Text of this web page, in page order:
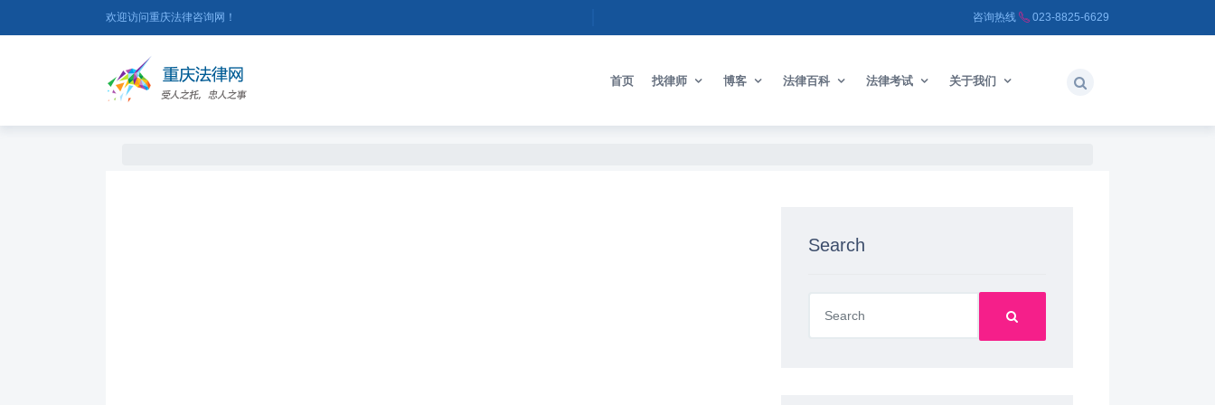
欢迎访问重庆法律咨询网！ 咨询热线 023-8825-6629
首页 找律师 博客 法律百科 法律考试 关于我们
Search